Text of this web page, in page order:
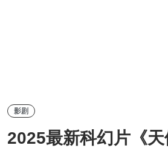
影剧
2025最新科幻片《